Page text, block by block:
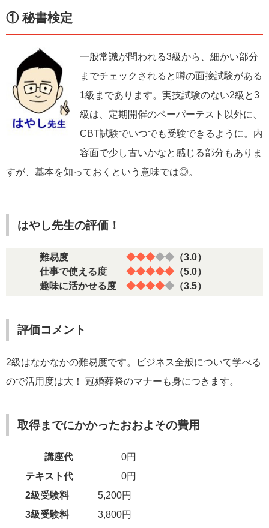
【子どもにおススメの資格「難易度×適年齢」MAP
① 秘書検定
一般常識が問われる3級から、細かい部分
までチェックされると噂の面接試験がある
1級まであります。実技試験のない2級と3
級は、定期開催のペーパーテスト以外に、
CBT試験でいつでも受験できるように。内
容面で少し古いかなと感じる部分もありま
すが、基本を知っておくという意味では◎。
はやし先生の評価！
難易度 ◆◆◆◆◆ （3.0）
仕事で使える度 ◆◆◆◆◆ （5.0）
趣味に活かせる度 ◆◆◆◆◆ （3.5）
評価コメント
2級はなかなかの難易度です。ビジネス全般について学べる
ので活用度は大！ 冠婚葬祭のマナーも身につきます。
取得までにかかったおおよその費用
講座代 0円
テキスト代 0円
2級受験料 5,200円
3級受験料 3,800円